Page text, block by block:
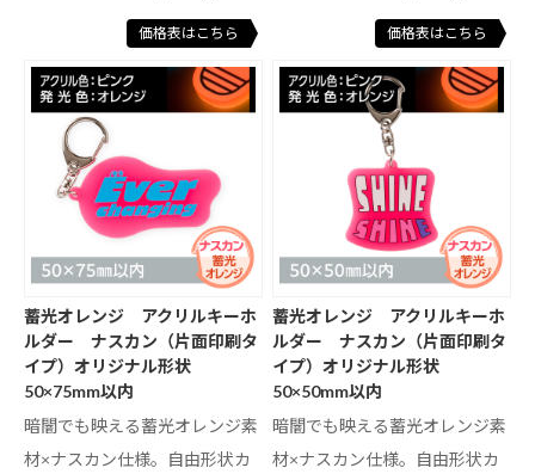
価格表はこちら 価格表はこちら
蓄光オレンジ アクリルキーホ
ルダー ナスカン（片面印刷タ
イプ）オリジナル形状
50×75mm以内
暗闇でも映える蓄光オレンジ素
材×ナスカン仕様。自由形状カ
蓄光オレンジ アクリルキーホ
ルダー ナスカン（片面印刷タ
イプ）オリジナル形状
50×50mm以内
暗闇でも映える蓄光オレンジ素
材×ナスカン仕様。自由形状カ